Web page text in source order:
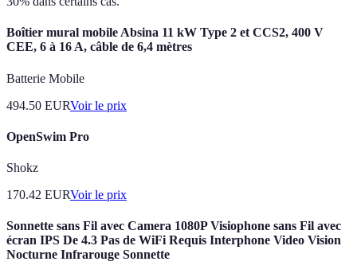
Boîtier mural mobile Absina 11 kW Type 2 et CCS2, 400 V
CEE, 6 à 16 A, câble de 6,4 mètres
Batterie Mobile
494.50 EURVoir le prix
OpenSwim Pro
Shokz
170.42 EURVoir le prix
Sonnette sans Fil avec Camera 1080P Visiophone sans Fil avec
écran IPS De 4.3 Pas de WiFi Requis Interphone Video Vision
Nocturne Infrarouge Sonnette